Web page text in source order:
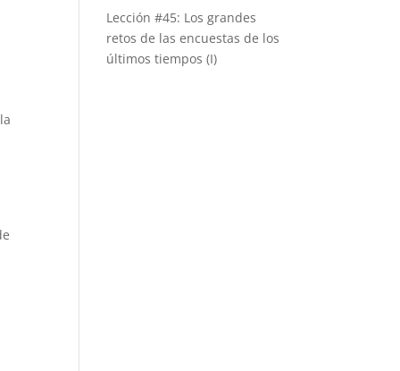
Lección #45: Los grandes
retos de las encuestas de los
últimos tiempos (I)